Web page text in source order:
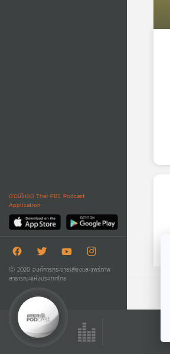
ดาวน์โหลด Thai PBS Podcast
Application
Ⓒ 2020 องค์การกระจายเสียงและแพร่ภาพ
สาธารณะแห่งประเทศไทย